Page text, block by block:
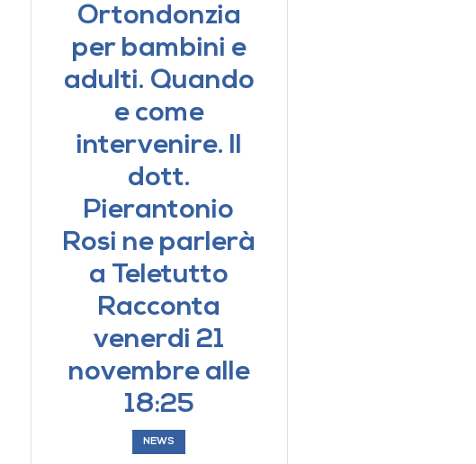
Ortondonzia
per bambini e
adulti. Quando
e come
intervenire. Il
dott.
Pierantonio
Rosi ne parlerà
a Teletutto
Racconta
venerdi 21
novembre alle
18:25
NEWS